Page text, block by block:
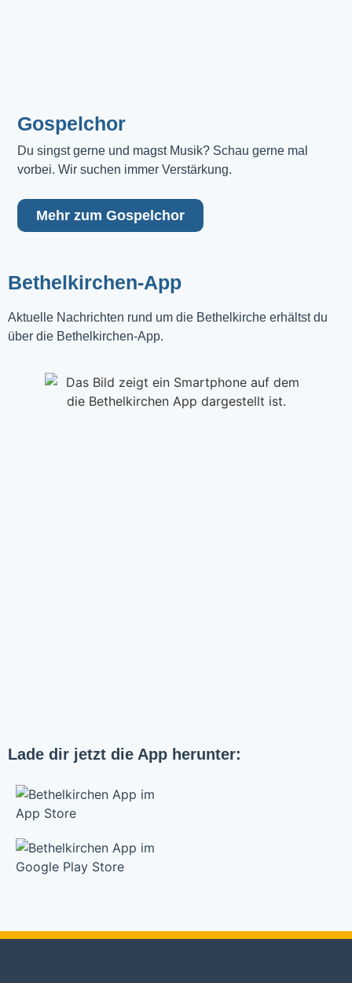
Gospelchor
Du singst gerne und magst Musik? Schau gerne mal
vorbei. Wir suchen immer Verstärkung.
Mehr zum Gospelchor
Bethelkirchen-App
Aktuelle Nachrichten rund um die Bethelkirche erhältst du
über die Bethelkirchen-App.
Lade dir jetzt die App herunter: